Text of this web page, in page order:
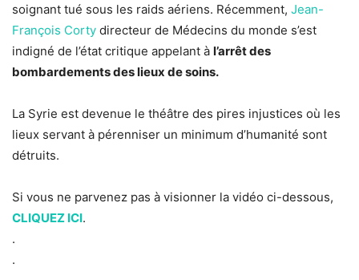
soignant tué sous les raids aériens. Récemment, Jean-
François Corty directeur de Médecins du monde s’est
indigné de l’état critique appelant à l’arrêt des
bombardements des lieux de soins.
La Syrie est devenue le théâtre des pires injustices où les
lieux servant à pérenniser un minimum d’humanité sont
détruits.
Si vous ne parvenez pas à visionner la vidéo ci-dessous,
CLIQUEZ ICI.
.
.